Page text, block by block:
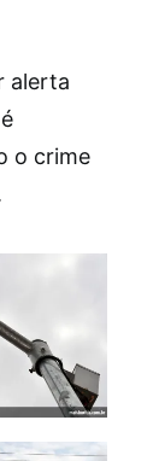
alerta
o crime